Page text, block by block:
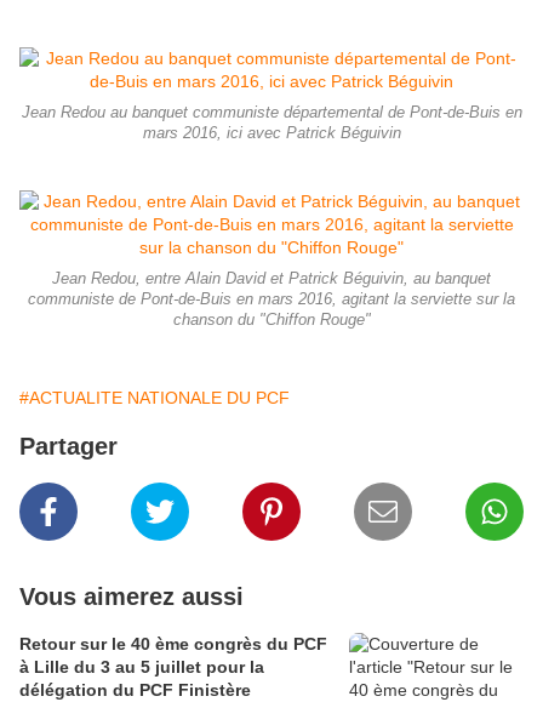
Jean Redou au banquet communiste départemental de Pont-de-Buis en
mars 2016, ici avec Patrick Béguivin
Jean Redou, entre Alain David et Patrick Béguivin, au banquet
communiste de Pont-de-Buis en mars 2016, agitant la serviette sur la
chanson du "Chiffon Rouge"
#ACTUALITE NATIONALE DU PCF
Partager
Vous aimerez aussi
Retour sur le 40 ème congrès du PCF
à Lille du 3 au 5 juillet pour la
délégation du PCF Finistère